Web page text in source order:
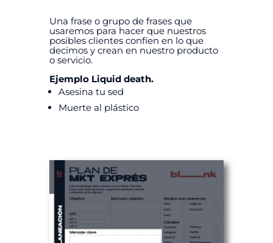
Una frase o grupo de frases que
usaremos para hacer que nuestros
posibles clientes confíen en lo que
decimos y crean en nuestro producto
o servicio.
Ejemplo Liquid death.
Asesina tu sed
Muerte al plástico